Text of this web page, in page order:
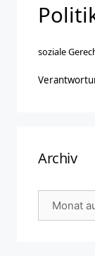
soziale
Archiv
Archiv